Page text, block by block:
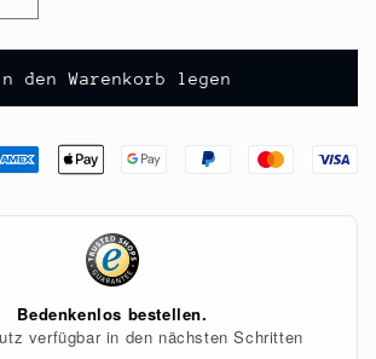
die
Menge
für
Callebaut
Zartbitterschokolade,
Callets,
38),
400
den Warenkorb legen